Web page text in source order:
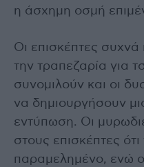
η άσχημη οσμή
Οι επισκέπτες συχνά
την τραπεζαρία για
συνομιλούν και οι
να δημιουργήσουν
εντύπωση. Οι
στους επισκέπτες ότι
παραμελημένο, ενώ